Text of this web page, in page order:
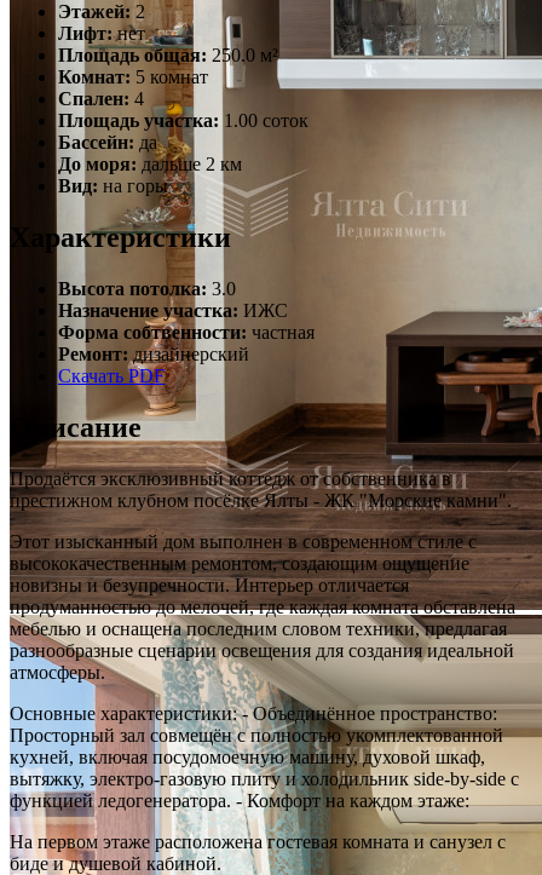
Этажей: 2
Лифт: нет
Площадь общая: 250.0 м²
Комнат: 5 комнат
Спален: 4
Площадь участка: 1.00 соток
Бассейн: да
До моря: дальше 2 км
Вид: на горы
Характеристики
Высота потолка: 3.0
Назначение участка: ИЖС
Форма собтвенности: частная
Ремонт: дизайнерский
Скачать PDF
Описание
Продаётся эксклюзивный коттедж от собственника в
престижном клубном посёлке Ялты - ЖК "Морские камни".
Этот изысканный дом выполнен в современном стиле с
высококачественным ремонтом, создающим ощущение
новизны и безупречности. Интерьер отличается
продуманностью до мелочей, где каждая комната обставлена
мебелью и оснащена последним словом техники, предлагая
разнообразные сценарии освещения для создания идеальной
атмосферы.
Основные характеристики: - Объединённое пространство:
Просторный зал совмещён с полностью укомплектованной
кухней, включая посудомоечную машину, духовой шкаф,
вытяжку, электро-газовую плиту и холодильник side-by-side с
функцией ледогенератора. - Комфорт на каждом этаже:
На первом этаже расположена гостевая комната и санузел с
биде и душевой кабиной.